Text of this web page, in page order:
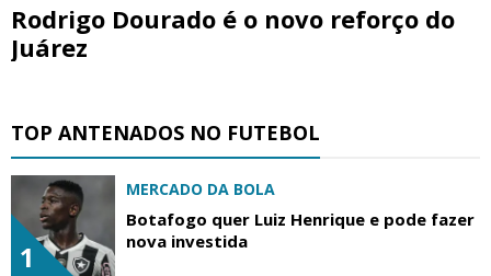
Rodrigo Dourado é o novo reforço do
Juárez
TOP ANTENADOS NO FUTEBOL
1
MERCADO DA BOLA
Botafogo quer Luiz Henrique e pode fazer
nova investida